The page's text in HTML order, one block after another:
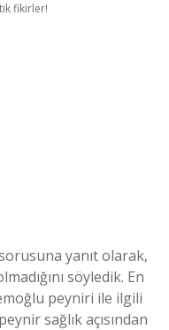
fikirler!
yanıt olarak,
söyledik. En
peyniri ile ilgili
sağlık açısından